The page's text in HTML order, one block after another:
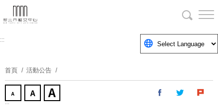
到
要
塊
:::
首頁 活動公告